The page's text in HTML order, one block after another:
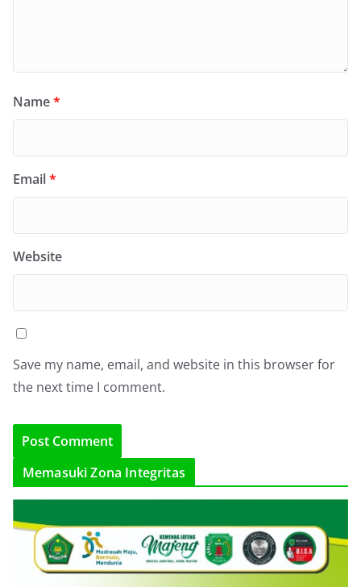
Name*
Email*
Website
Save my name, email, and website in this browser for
the next time I comment.
Memasuki Zona Integritas